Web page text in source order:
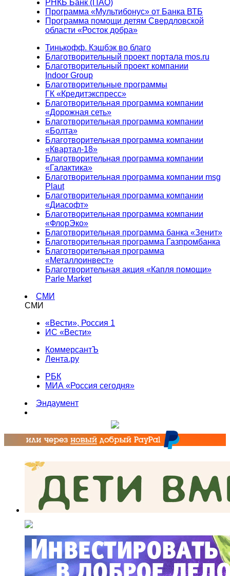
РНКБ Банк (ПАО)
Программа «Мультибонус» от Банка ВТБ
Программа помощи детям Свердловской
области «Росток добра»
Тинькофф. Кэшбэк во благо
Благотворительный проект портала mos.ru
Благотворительный проект компании
Indoor Group
Благотворительные программы
ГК «Кредитэкспресс»
Благотворительная программа компании
«Дорожная сеть»
Благотворительная программа компании
«Болта»
Благотворительная программа компании
«Квартал-18»
Благотворительная программа компании
«Галактика»
Благотворительная программа компании msg
Plaut
Благотворительная программа компании
«Диасофт»
Благотворительная программа компании
«ФлорЭко»
Благотворительная программа банка «Зенит»
Благотворительная программа Газпромбанка
Благотворительная программа
«Металлоинвест»
Благотворительная акция «Капля помощи»
Parle Market
СМИ
СМИ
«Вести», Россия 1
ИС «Вести»
КоммерсантЪ
Лента.ру
РБК
МИА «Россия сегодня»
Эндаумент